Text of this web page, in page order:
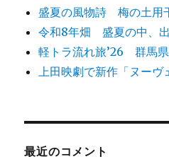
盛夏の風物詩 梅の土用
令和8年畑 盛夏の中、
軽トラ流れ旅’26 群馬
上田映劇で新作「ヌー
最近のコメント